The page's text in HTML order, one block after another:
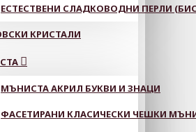
ЕСТЕСТВЕНИ СЛАДКОВОДНИ ПЕРЛИ
КРИСТАЛИ
МЪНИСТА АКРИЛ БУКВИ И ЗНАЦИ
ФАСЕТИРАНИ КЛАСИЧЕСКИ ЧЕШКИ